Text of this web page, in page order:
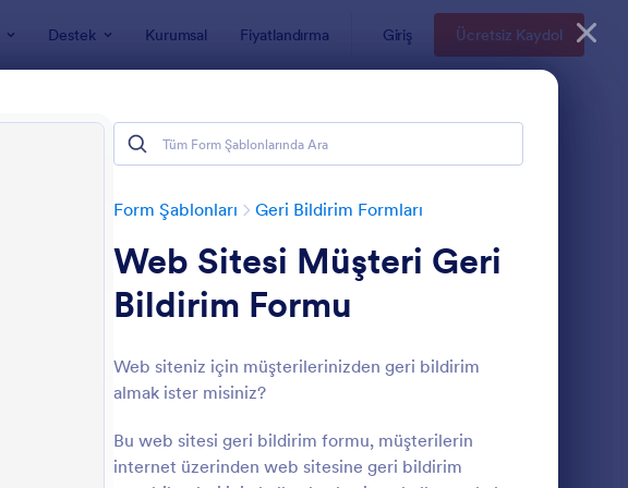
Destek Kurumsal Fiyatlandırma Giriş Ücretsiz Kaydol
Form Şablonları Geri Bildirim Formları
Web Sitesi Müşteri Geri
Bildirim Formu
Web siteniz için müşterilerinizden geri bildirim
almak ister misiniz?
Bu web sitesi geri bildirim formu, müşterilerin
internet üzerinden web sitesine geri bildirim
: Müşteri Memnuniyet Anketi